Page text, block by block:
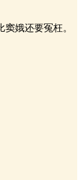
娥还要冤枉。